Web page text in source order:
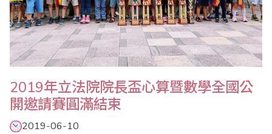
2019年立法院院長盃心算暨數學全國公
開邀請賽圓滿結束
2019-06-10